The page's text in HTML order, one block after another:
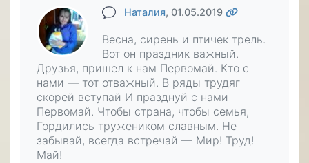
Наталия, 01.05.2019
Весна, сирень и птичек трель.
Вот он праздник важный.
Друзья, пришел к нам Первомай. Кто с
нами — тот отважный. В ряды трудяг
скорей вступай И празднуй с нами
Первомай. Чтобы страна, чтобы семья,
Гордились тружеником славным. Не
забывай, всегда встречай — Мир! Труд!
Май!